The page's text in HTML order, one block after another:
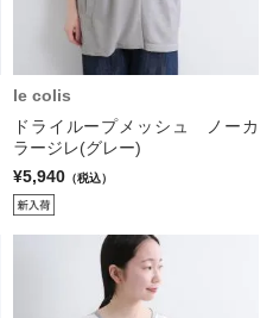
le colis
ドライループメッシュ ノーカ
ラージレ(グレー)
¥5,940 （税込）